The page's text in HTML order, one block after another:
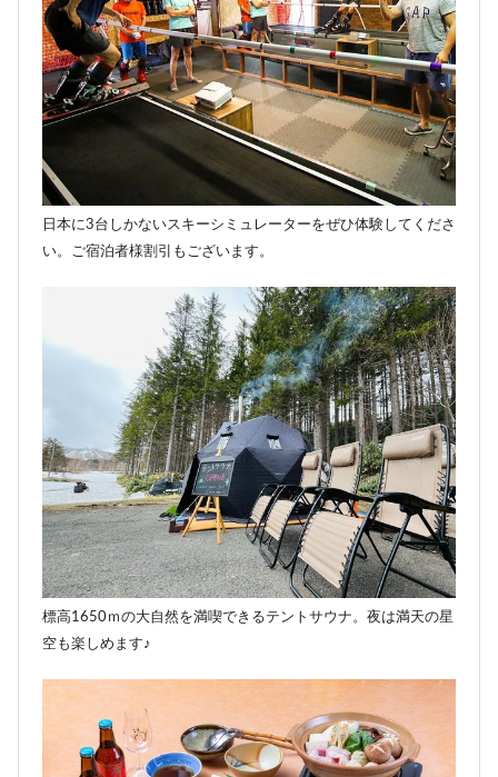
日本に3台しかないスキーシミュレーターをぜひ体験してくださ
い。ご宿泊者様割引もございます。
標高1650ｍの大自然を満喫できるテントサウナ。夜は満天の星
空も楽しめます♪